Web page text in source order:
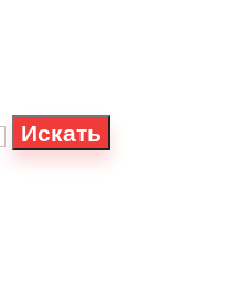
Искать